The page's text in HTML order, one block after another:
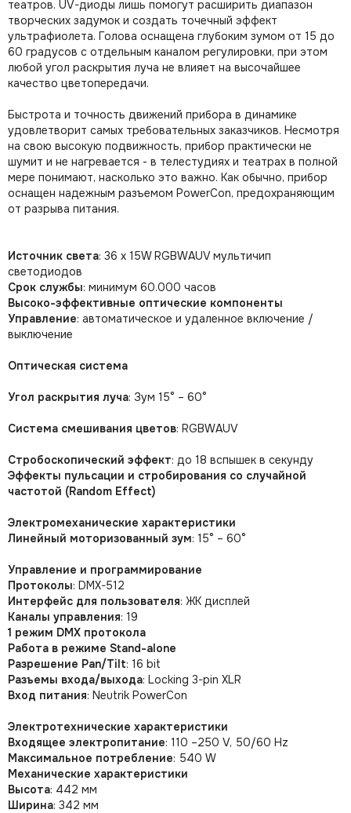
театров. UV-диоды лишь помогут расширить диапазон
творческих задумок и создать точечный эффект
ультрафиолета. Голова оснащена глубоким зумом от 15 до
60 градусов с отдельным каналом регулировки, при этом
любой угол раскрытия луча не влияет на высочайшее
качество цветопередачи.
Быстрота и точность движений прибора в динамике
удовлетворит самых требовательных заказчиков. Несмотря
на свою высокую подвижность, прибор практически не
шумит и не нагревается - в телестудиях и театрах в полной
мере понимают, насколько это важно. Как обычно, прибор
оснащен надежным разъемом PowerCon, предохраняющим
от разрыва питания.
Источник света: 36 x 15W RGBWAUV мультичип
светодиодов
Срок службы: минимум 60.000 часов
Высоко-эффективные оптические компоненты
Управление: автоматическое и удаленное включение /
выключение
Оптическая система
Угол раскрытия луча: Зум 15° – 60°
Система смешивания цветов: RGBWAUV
Стробоскопический эффект: до 18 вспышек в секунду
Эффекты пульсации и стробирования со случайной
частотой (Random Effect)
Электромеханические характеристики
Линейный моторизованный зум: 15° – 60°
Управление и программирование
Протоколы: DMX-512
Интерфейс для пользователя: ЖК дисплей
Каналы управления: 19
1 режим DMX протокола
Работа в режиме Stand-alone
Разрешение Pan/Tilt: 16 bit
Разъемы входа/выхода: Locking 3-pin XLR
Вход питания: Neutrik PowerCon
Электротехнические характеристики
Входящее электропитание: 110 –250 V, 50/60 Hz
Максимальное потребление: 540 W
Механические характеристики
Высота: 442 мм
Ширина: 342 мм